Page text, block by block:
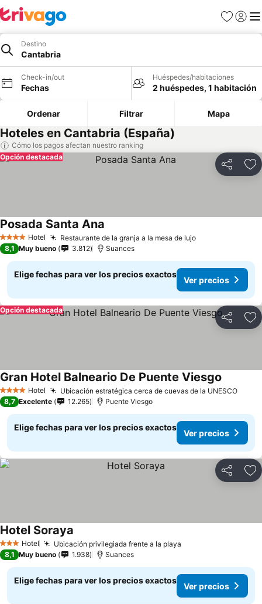
Favoritos
Iniciar
Destino
Cantabria
Check-in/out
Fechas
Huéspedes/habitaciones
2 huéspedes, 1 habitación
Ordenar Filtrar Mapa
Hoteles en Cantabria (España)
Cómo los pagos afectan nuestro ranking
Compartir
Opción destacada
4 EstrellasHotel Restaurante de la granja a la mesa de lujo
Posada Santa Ana
8,1 Muy bueno 3.812 Suances
Elige fechas para ver los precios exactos
Ver precios
Compartir
Opción destacada
4 EstrellasHotel Ubicación estratégica cerca de cuevas de la UNESCO
Gran Hotel Balneario De Puente Viesgo
8,7 Excelente 12.265 Puente Viesgo
Elige fechas para ver los precios exactos
Ver precios
Compartir
3 Estrellas
Hotel Ubicación privilegiada frente a la playa
Hotel Soraya
8,1 Muy bueno 1.938 Suances
Elige fechas para ver los precios exactos
Ver precios